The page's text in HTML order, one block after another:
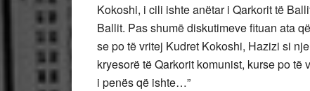
Kokoshi, i cili ishte anëtar i Qarkorit të
Ballit. Pas shumë diskutimeve fituan ata
se po të vritej Kudret Kokoshi, Hazizi si
kryesorë të Qarkorit komunist, kurse po
i penës që ishte…”